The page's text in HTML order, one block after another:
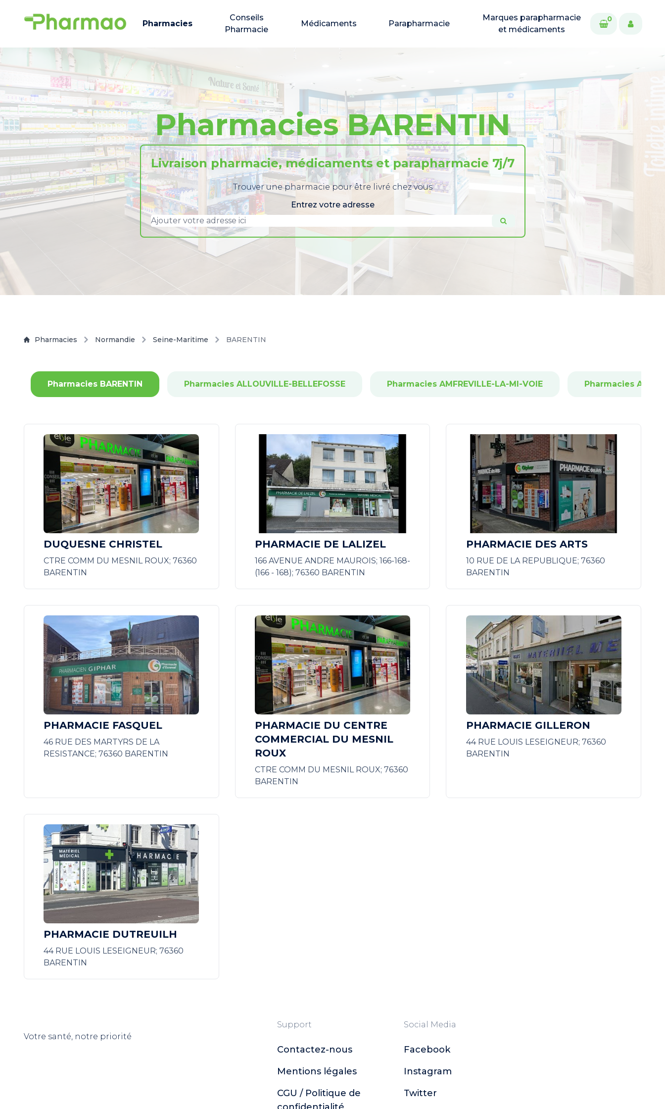
Pharmacies
Conseils
Pharmacie
Médicaments Parapharmacie
Marques parapharmacie
et médicaments
0
Pharmacies BARENTIN
Livraison pharmacie, médicaments et parapharmacie 7j/7
Trouver une pharmacie pour être livré chez vous
Entrez votre adresse
Pharmacies Normandie Seine-Maritime BARENTIN
Pharmacies BARENTIN Pharmacies ALLOUVILLE-BELLEFOSSE Pharmacies AMFREVILLE-LA-MI-VOIE Pharmacies
DUQUESNE CHRISTEL
CTRE COMM DU MESNIL ROUX; 76360
BARENTIN
PHARMACIE DE LALIZEL
166 AVENUE ANDRE MAUROIS; 166-168-
(166 - 168); 76360 BARENTIN
PHARMACIE DES ARTS
10 RUE DE LA REPUBLIQUE; 76360
BARENTIN
PHARMACIE FASQUEL
46 RUE DES MARTYRS DE LA
RESISTANCE; 76360 BARENTIN
PHARMACIE DU CENTRE
COMMERCIAL DU MESNIL
ROUX
CTRE COMM DU MESNIL ROUX; 76360
BARENTIN
PHARMACIE GILLERON
44 RUE LOUIS LESEIGNEUR; 76360
BARENTIN
PHARMACIE DUTREUILH
44 RUE LOUIS LESEIGNEUR; 76360
BARENTIN
Votre santé, notre priorité
Support
Contactez-nous
Mentions légales
CGU / Politique de
Social Media
Facebook
Instagram
Twitter